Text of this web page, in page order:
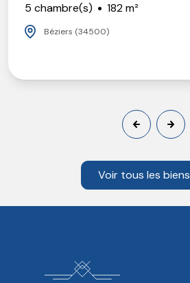
5 chambre(s)
182 m²
Béziers (34500)
Voir tous les biens